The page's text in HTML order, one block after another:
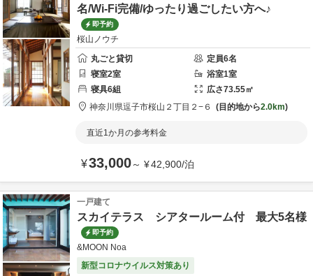
名/Wi-Fi完備/ゆったり過ごしたい方へ♪
即予約
桜山ノウチ
丸ごと貸切
定員6名
寝室2室 浴室1室
寝具6組 広さ73.55㎡
神奈川県逗子市桜山２丁目２−６ 目的地から2.0km
直近1か月の参考料金
¥33,000～ ¥42,900/泊
一戸建て
スカイテラス シアタールーム付 最大5名様
即予約
&MOON Noa
新型コロナウイルス対策あり